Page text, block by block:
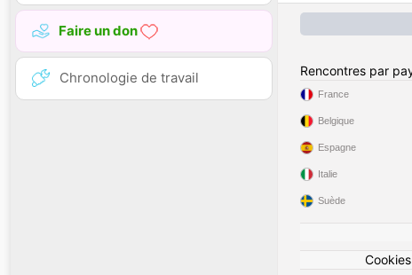
Faire un don
Chronologie de travail Rencontres par
France
Belgique
Espagne
Italie
Suède